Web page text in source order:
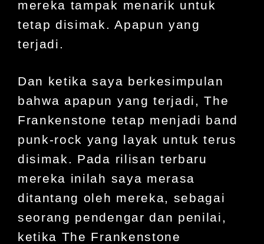
mereka tampak menarik untuk
tetap disimak. Apapun yang
terjadi.
Dan ketika saya berkesimpulan
bahwa apapun yang terjadi, The
Frankenstone tetap menjadi band
punk-rock yang layak untuk terus
disimak. Pada rilisan terbaru
mereka inilah saya merasa
ditantang oleh mereka, sebagai
seorang pendengar dan penilai,
ketika The Frankenstone